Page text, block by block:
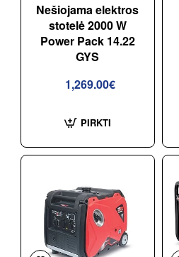
Nešiojama elektros
stotelė 2000 W
Power Pack 14.22
GYS
1,269.00€
PIRKTI